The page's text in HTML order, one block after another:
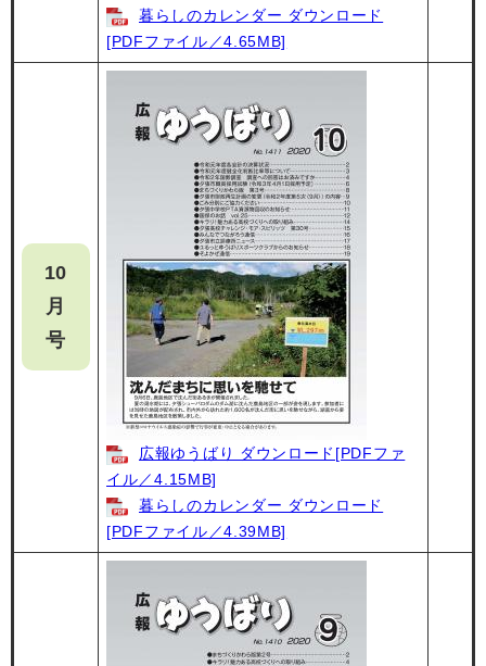
暮らしのカレンダー ダウンロード
[PDFファイル／4.65MB]
10
月
号
広報ゆうばり ダウンロード[PDFファ
イル／4.15MB]
暮らしのカレンダー ダウンロード
[PDFファイル／4.39MB]